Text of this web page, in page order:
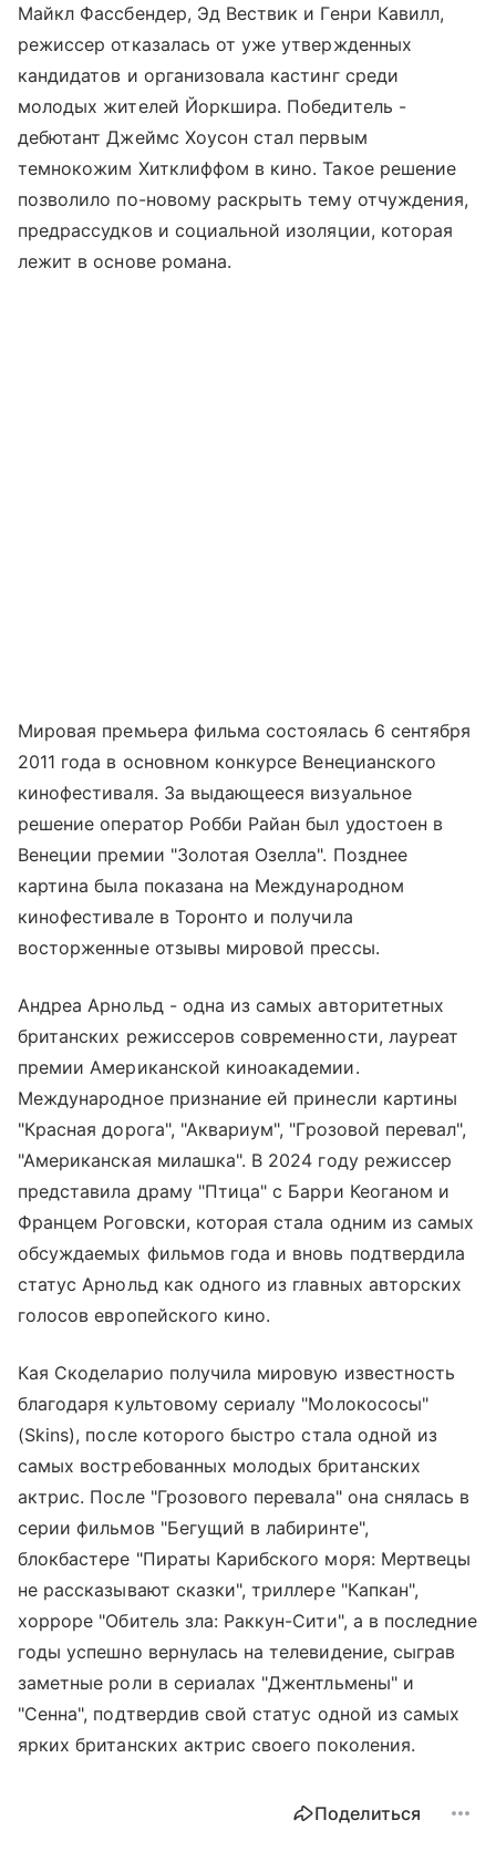
Майкл Фассбендер, Эд Вествик и Генри Кавилл,
режиссер отказалась от уже утвержденных
кандидатов и организовала кастинг среди
молодых жителей Йоркшира. Победитель -
дебютант Джеймс Хоусон стал первым
темнокожим Хитклиффом в кино. Такое решение
позволило по-новому раскрыть тему отчуждения,
предрассудков и социальной изоляции, которая
лежит в основе романа.
Мировая премьера фильма состоялась 6 сентября
2011 года в основном конкурсе Венецианского
кинофестиваля. За выдающееся визуальное
решение оператор Робби Райан был удостоен в
Венеции премии "Золотая Озелла". Позднее
картина была показана на Международном
кинофестивале в Торонто и получила
восторженные отзывы мировой прессы.
Андреа Арнольд - одна из самых авторитетных
британских режиссеров современности, лауреат
премии Американской киноакадемии.
Международное признание ей принесли картины
"Красная дорога", "Аквариум", "Грозовой перевал",
"Американская милашка". В 2024 году режиссер
представила драму "Птица" с Барри Кеоганом и
Францем Роговски, которая стала одним из самых
обсуждаемых фильмов года и вновь подтвердила
статус Арнольд как одного из главных авторских
голосов европейского кино.
Кая Скоделарио получила мировую известность
благодаря культовому сериалу "Молокососы"
(Skins), после которого быстро стала одной из
самых востребованных молодых британских
актрис. После "Грозового перевала" она снялась в
серии фильмов "Бегущий в лабиринте",
блокбастере "Пираты Карибского моря: Мертвецы
не рассказывают сказки", триллере "Капкан",
хорроре "Обитель зла: Раккун-Сити", а в последние
годы успешно вернулась на телевидение, сыграв
заметные роли в сериалах "Джентльмены" и
"Сенна", подтвердив свой статус одной из самых
ярких британских актрис своего поколения.
Поделиться